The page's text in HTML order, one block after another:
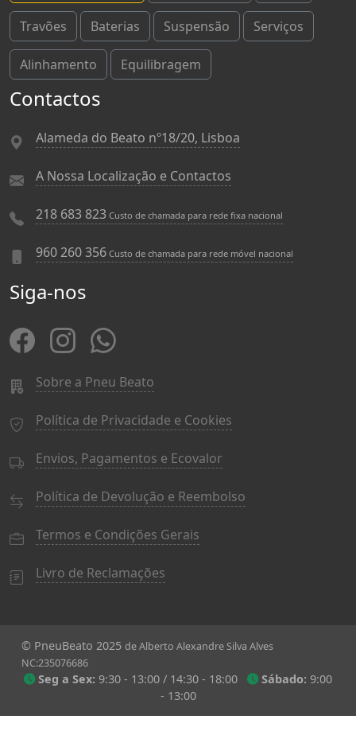
Travões Baterias Suspensão Serviços
Alinhamento Equilibragem
Contactos
Alameda do Beato nº18/20, Lisboa
A Nossa Localização e Contactos
218 683 823 Custo de chamada para rede fixa nacional
960 260 356 Custo de chamada para rede móvel nacional
Siga-nos
Sobre a Pneu Beato
Política de Privacidade e Cookies
Envios, Pagamentos e Ecovalor
Política de Devolução e Reembolso
Termos e Condições Gerais
Livro de Reclamações
© PneuBeato 2025 de Alberto Alexandre Silva Alves
NC:235076686
Seg a Sex: 9:30 - 13:00 / 14:30 - 18:00 Sábado: 9:00
- 13:00